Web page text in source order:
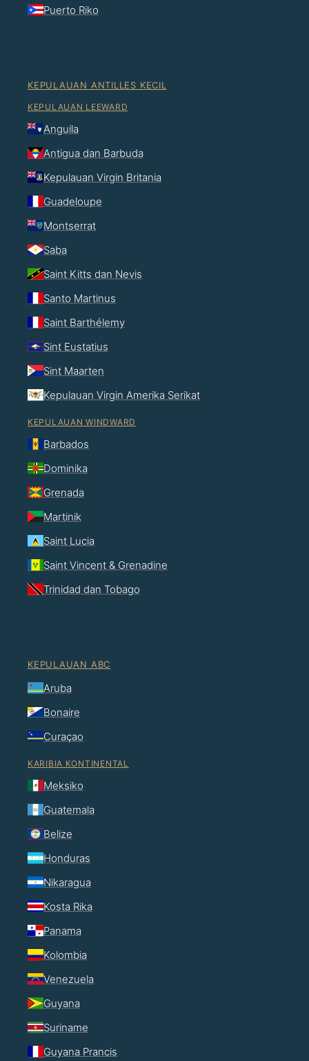
Puerto Riko
KEPULAUAN ANTILLES KECIL
KEPULAUAN LEEWARD
Anguila
Antigua dan Barbuda
Kepulauan Virgin Britania
Guadeloupe
Montserrat
Saba
Saint Kitts dan Nevis
Santo Martinus
Saint Barthélemy
Sint Eustatius
Sint Maarten
Kepulauan Virgin Amerika Serikat
KEPULAUAN WINDWARD
Barbados
Dominika
Grenada
Martinik
Saint Lucia
Saint Vincent & Grenadine
Trinidad dan Tobago
KEPULAUAN ABC
Aruba
Bonaire
Curaçao
KARIBIA KONTINENTAL
Meksiko
Guatemala
Belize
Honduras
Nikaragua
Kosta Rika
Panama
Kolombia
Venezuela
Guyana
Suriname
Guyana Prancis